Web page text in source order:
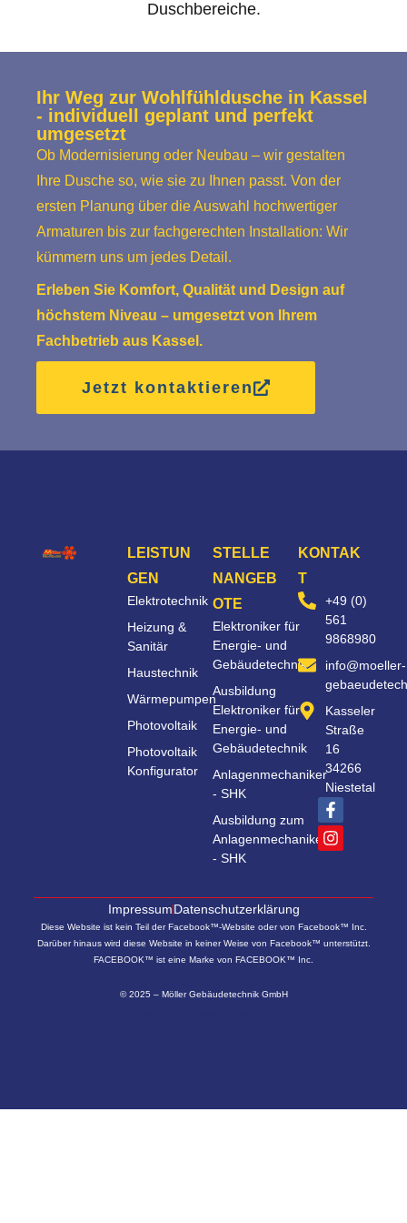
Duschbereiche.
Ihr Weg zur Wohlfühldusche in Kassel
- individuell geplant und perfekt
umgesetzt
Ob Modernisierung oder Neubau – wir gestalten
Ihre Dusche so, wie sie zu Ihnen passt. Von der
ersten Planung über die Auswahl hochwertiger
Armaturen bis zur fachgerechten Installation: Wir
kümmern uns um jedes Detail.
Erleben Sie Komfort, Qualität und Design auf
höchstem Niveau – umgesetzt von Ihrem
Fachbetrieb aus Kassel.
Jetzt kontaktieren
LEISTUN
GEN
Elektrotechnik
Heizung &
Sanitär
Haustechnik
Wärmepumpen
Photovoltaik
Photovoltaik
Konfigurator
STELLE
NANGEB
OTE
Elektroniker für
Energie- und
Gebäudetechnik
Ausbildung
Elektroniker für
Energie- und
Gebäudetechnik
Anlagenmechaniker
- SHK
Ausbildung zum
Anlagenmechaniker
- SHK
KONTAK
T
+49 (0)
561
9868980
info@moeller-
Kasseler
Straße
16
34266
Niestetal
ImpressumDatenschutzerklärung
Diese Website ist kein Teil der Facebook™-Website oder von Facebook™ Inc.
Darüber hinaus wird diese Website in keiner Weise von Facebook™ unterstützt.
FACEBOOK™ ist eine Marke von FACEBOOK™ Inc.
© 2025 – Möller Gebäudetechnik GmbH